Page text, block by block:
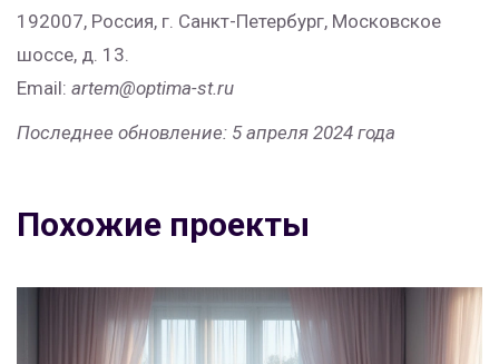
192007, Россия, г. Санкт-Петербург, Московское
шоссе, д. 13.
Email: artem@optima-st.ru
Последнее обновление: 5 апреля 2024 года
Похожие проекты